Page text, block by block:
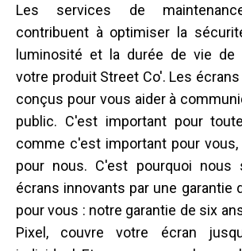
Les services de
contribuent à optimiser la
luminosité et la durée de vie de
votre produit Street Co'. Les
conçus pour vous aider à
public. C'est important pour
comme c'est important pour
pour nous. C'est pourquoi nous
écrans innovants par une garantie
pour vous : notre garantie de six
Pixel, couvre votre écran